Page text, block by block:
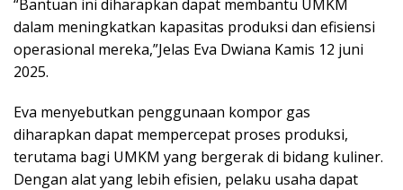
“Bantuan ini diharapkan dapat membantu UMKM
dalam meningkatkan kapasitas produksi dan efisiensi
operasional mereka,”Jelas Eva Dwiana Kamis 12 juni
2025.
Eva menyebutkan penggunaan kompor gas
diharapkan dapat mempercepat proses produksi,
terutama bagi UMKM yang bergerak di bidang kuliner.
Dengan alat yang lebih efisien, pelaku usaha dapat